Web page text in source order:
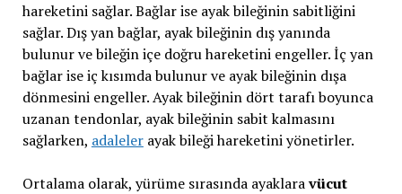
hareketini sağlar. Bağlar ise ayak bileğinin sabitliğini
sağlar. Dış yan bağlar, ayak bileğinin dış yanında
bulunur ve bileğin içe doğru hareketini engeller. İç yan
bağlar ise iç kısımda bulunur ve ayak bileğinin dışa
dönmesini engeller. Ayak bileğinin dört tarafı boyunca
uzanan tendonlar, ayak bileğinin sabit kalmasını
sağlarken, adalelerayak bileği hareketini yönetirler.
Ortalama olarak, yürüme sırasında ayaklaravücut